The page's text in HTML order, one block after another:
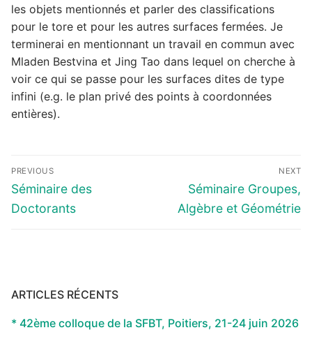
les objets mentionnés et parler des classifications
pour le tore et pour les autres surfaces fermées. Je
terminerai en mentionnant un travail en commun avec
Mladen Bestvina et Jing Tao dans lequel on cherche à
voir ce qui se passe pour les surfaces dites de type
infini (e.g. le plan privé des points à coordonnées
entières).
Navigation
de
l’article
PREVIOUS
Previous
post:
Séminaire des
Doctorants
NEXT
Next
post:
Séminaire Groupes,
Algèbre et Géométrie
ARTICLES RÉCENTS
* 42ème colloque de la SFBT, Poitiers, 21-24 juin 2026